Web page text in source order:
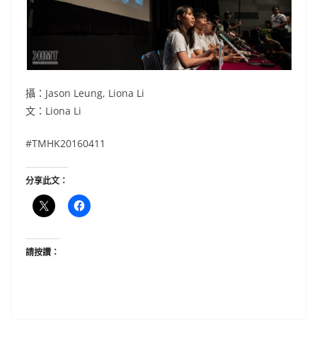
攝：Jason Leung, Liona Li
文：Liona Li
#TMHK20160411
分享此文：
請按讚：